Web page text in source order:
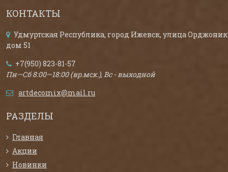
КОНТАКТЫ
Удмуртская Республика, город Ижевск, улица
дом 51
+7(950) 823-81-57
Пн—Сб 8:00—18:00 (вр.мск.), Вс - выходной
artdecomix@mail.ru
РАЗДЕЛЫ
Главная
Акции
Новинки